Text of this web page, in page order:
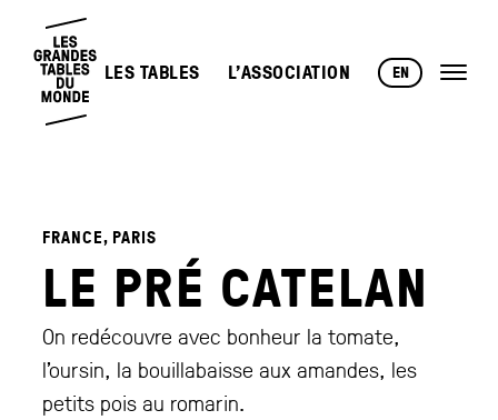
LES TABLES L’ASSOCIATION EN
FRANCE, PARIS
LE PRÉ CATELAN
On redécouvre avec bonheur la tomate,
l’oursin, la bouillabaisse aux amandes, les
petits pois au romarin.